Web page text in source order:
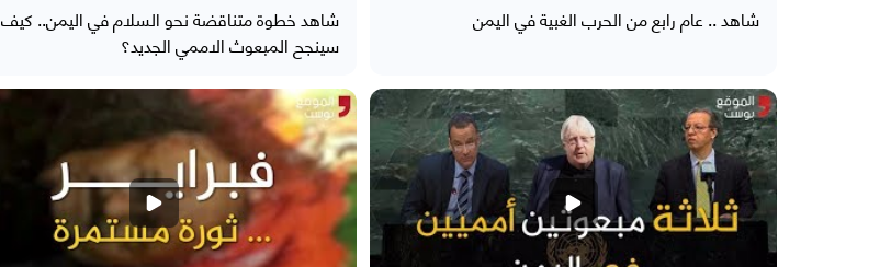
شاهد .. عام رابع من الحرب الغبية في اليمن
شاهد خطوة متناقضة نحو السلام في اليمن.. كيف
سينجح المبعوث الاممي الجديد؟